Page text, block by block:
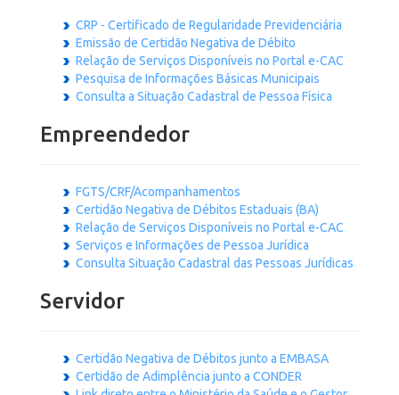
CRP - Certificado de Regularidade Previdenciária
Emissão de Certidão Negativa de Débito
Relação de Serviços Disponíveis no Portal e-CAC
Pesquisa de Informações Básicas Municipais
Consulta a Situação Cadastral de Pessoa Física
Empreendedor
FGTS/CRF/Acompanhamentos
Certidão Negativa de Débitos Estaduais (BA)
Relação de Serviços Disponíveis no Portal e-CAC
Serviços e Informações de Pessoa Jurídica
Consulta Situação Cadastral das Pessoas Jurídicas
Servidor
Certidão Negativa de Débitos junto a EMBASA
Certidão de Adimplência junto a CONDER